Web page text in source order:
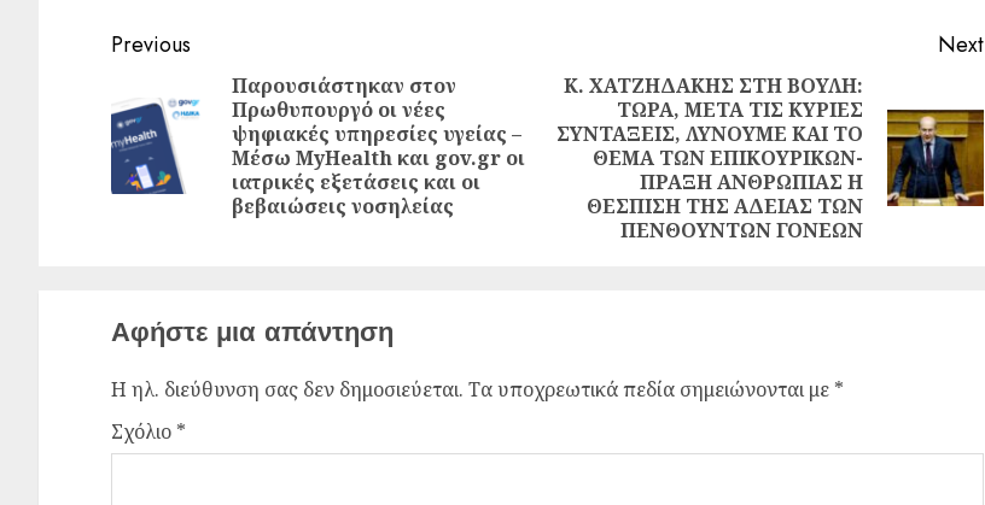
Previous
Παρουσιάστηκαν στον
Πρωθυπουργό οι νέες
ψηφιακές υπηρεσίες υγείας –
Μέσω MyHealth και gov.gr οι
ιατρικές εξετάσεις και οι
βεβαιώσεις νοσηλείας
Next
Κ. ΧΑΤΖΗΔΑΚΗΣ ΣΤΗ ΒΟΥΛΗ:
ΤΩΡΑ, ΜΕΤΑ ΤΙΣ ΚΥΡΙΕΣ
ΣΥΝΤΑΞΕΙΣ, ΛΥΝΟΥΜΕ ΚΑΙ ΤΟ
ΘΕΜΑ ΤΩΝ ΕΠΙΚΟΥΡΙΚΩΝ-
ΠΡΑΞΗ ΑΝΘΡΩΠΙΑΣ Η
ΘΕΣΠΙΣΗ ΤΗΣ ΑΔΕΙΑΣ ΤΩΝ
ΠΕΝΘΟΥΝΤΩΝ ΓΟΝΕΩΝ
Αφήστε μια απάντηση
Η ηλ. διεύθυνση σας δεν δημοσιεύεται. Τα υποχρεωτικά πεδία σημειώνονται με *
Σχόλιο *